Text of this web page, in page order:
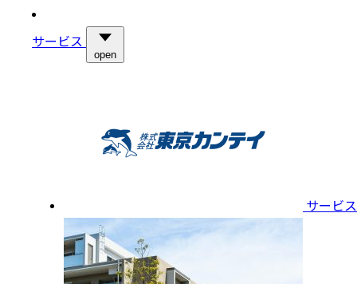
サービス
open
サービス